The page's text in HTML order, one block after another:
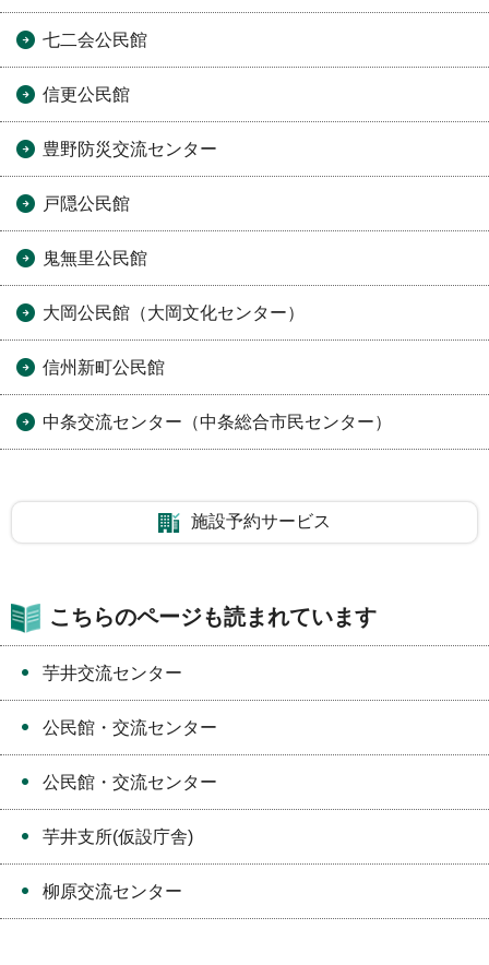
七二会公民館
信更公民館
豊野防災交流センター
戸隠公民館
鬼無里公民館
大岡公民館（大岡文化センター）
信州新町公民館
中条交流センター（中条総合市民センター）
施設予約サービス
こちらのページも読まれています
芋井交流センター
公民館・交流センター
公民館・交流センター
芋井支所(仮設庁舎)
柳原交流センター